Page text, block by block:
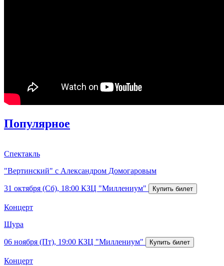
Популярное
Спектакль
"Вертинский" с Александром Домогаровым
31 октября (Сб), 18:00 КЗЦ "Миллениум"
Концерт
Шура
06 ноября (Пт), 19:00 КЗЦ "Миллениум"
Концерт